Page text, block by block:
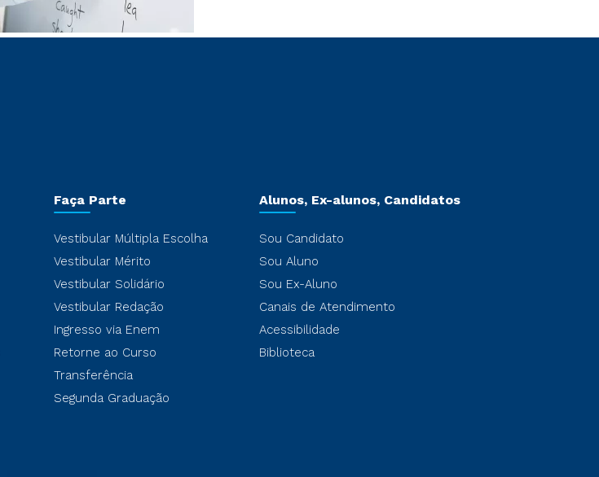
Faça Parte
Vestibular Múltipla Escolha
Vestibular Mérito
Vestibular Solidário
Vestibular Redação
Ingresso via Enem
Retorne ao Curso
Transferência
Segunda Graduação
Alunos, Ex-alunos, Candidatos
Sou Candidato
Sou Aluno
Sou Ex-Aluno
Canais de Atendimento
Acessibilidade
Biblioteca